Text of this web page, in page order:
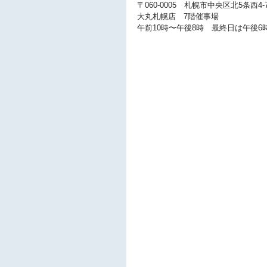
〒060-0005　札幌市中央区北5条西4-
大丸札幌店　7階催事場
午前10時〜午後8時　最終日は午後6